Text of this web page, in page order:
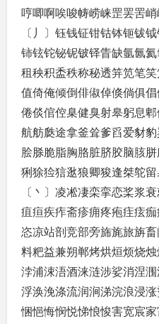
哼唧啊唉唆帱崂崃罡罢罟
〔丿〕钰钱钲钳钴钵钷钹
铈铉铊铋铌铍铎眚缺氩氤
租秧积盉秩称秘透笄笕笔
值倚俺倾倒俳俶倬倏倘俱
倦倓倌倥臬健臭射皋躬息
航舫瓞途拿釜耸爹舀爱豺
脍脎脆脂胸胳脏脐胶脑胲
猁狳猃狺逖狼卿狻逢桀鸵
〔丶〕凌凇凄栾挛恋桨浆
疽疸疾痄斋疹痈疼疱疰痃
恣凉站剖竞部旁旆旄旅旃
料粑益兼朔郸烤烘烜烦烧
浡浦涑浯酒涞涟涉娑消涅
浮涣浼涤流润涧涕浣浪浸
悃悒悔悯悦悌悢悛害宽宸